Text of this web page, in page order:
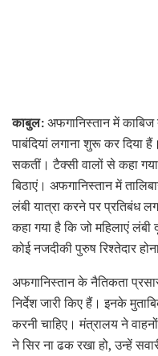
काबुल:अफगानिस्तान में
पाबंदियां लगाना शुरू कर दिया
सकतीं। टैक्सी वालों से कहा
बिठाएं। अफगानिस्तान में
लंबी यात्रा करने पर प्रतिबंध
कहा गया है कि जो महिलाएं
कोई नजदीकी पुरुष रिश्तेदार
अफगानिस्तान के नैतिकता
निर्देश जारी किए हैं। इनके
करनी चाहिए। मंत्रालय ने
ने सिर ना ढक रखा हो, उन्हें